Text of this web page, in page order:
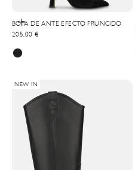
Choisir les options
BOTA DE ANTE EFECTO FRUNCIDO
Prix de vente
205,00 €
NEW IN